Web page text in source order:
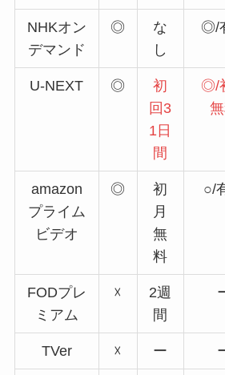
NHKオン
デマンド
◎
な
し
◎/
U-NEXT ◎
初
回3
1日
間
◎/
amazon
プライム
ビデオ
◎
初
月
無
料
○/
FODプレ
ミアム
☓
2週
間
TVer ☓ ー